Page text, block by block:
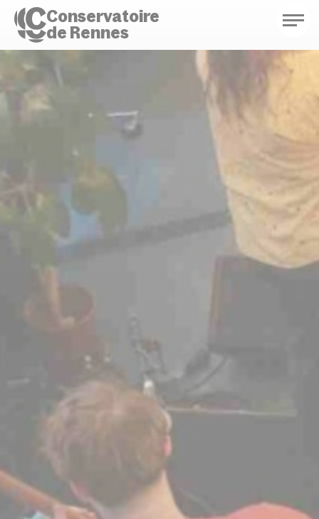
Conservatoire
de Rennes
Conservatoire de Rennes
Enseignements
Saison culturelle
Bibliothèque musicale
Infos pratiques